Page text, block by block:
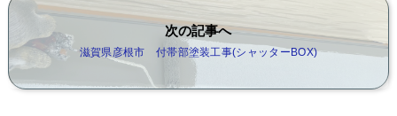
次の記事へ
滋賀県彦根市 付帯部塗装工事(シャッターBOX)